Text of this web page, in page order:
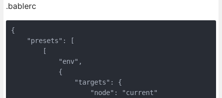
.bablerc
{
    "presets": [
        [
            "env",
            {
                "targets": {
                    "node": "current"